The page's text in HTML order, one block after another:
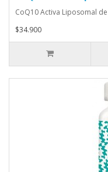
CoQ10 Activa Liposomal
$34.900